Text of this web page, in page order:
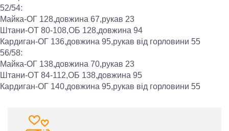
52/54:
Майка-ОГ 128,довжина 67,рукав 23
Штани-ОТ 80-108,ОБ 128,довжина 94
Кардиган-ОГ 136,довжина 95,рукав від горловини 55
56/58:
Майка-ОГ 138,довжина 70,рукав 23
Штани-ОТ 84-112,ОБ 138,довжина 95
Кардиган-ОГ 140,довжина 95,рукав від горловини 55